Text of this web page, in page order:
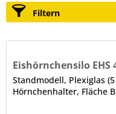
Filtern
Eishörnchensilo EHS
Standmodell, Plexiglas
Hörnchenhalter, Fläche